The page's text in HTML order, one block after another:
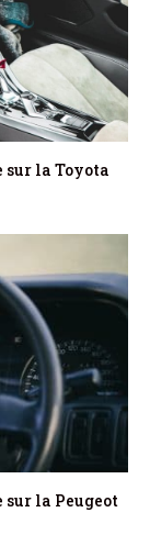
la Toyota
la Peugeot